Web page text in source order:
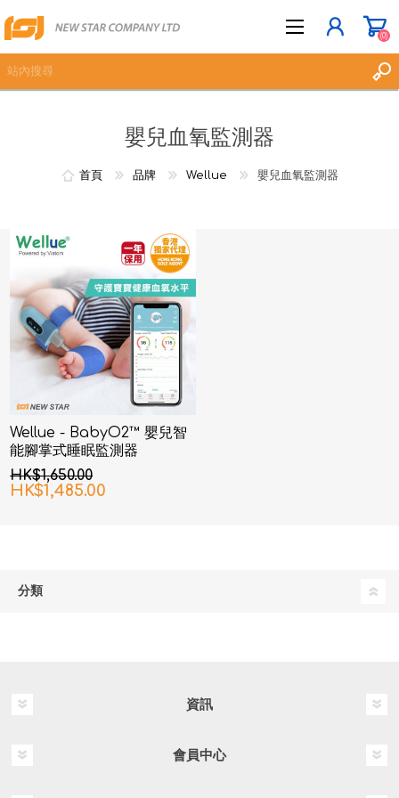
(0)
嬰兒血氧監測器
首頁 品牌 Wellue 嬰兒血氧監測器
Wellue - BabyO2™ 嬰兒智
能腳掌式睡眠監測器
HK$1,650.00
HK$1,485.00
分類
資訊
會員中心